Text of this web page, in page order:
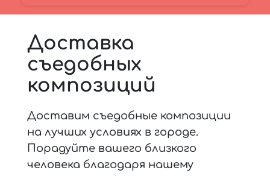
Доставка
съедобных
композиций
Доставим съедобные композиции
на лучших условиях в городе.
Порадуйте вашего близкого
человека благодаря нашему